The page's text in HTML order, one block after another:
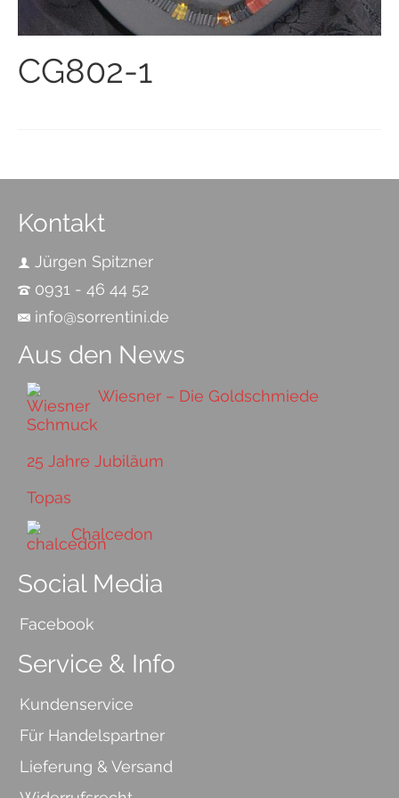
CG802-1
Kontakt
Jürgen Spitzner
0931 - 46 44 52
info@sorrentini.de
Aus den News
Wiesner – Die Goldschmiede
25 Jahre Jubiläum
Topas
Chalcedon
Social Media
Facebook
Service & Info
Kundenservice
Für Handelspartner
Lieferung & Versand